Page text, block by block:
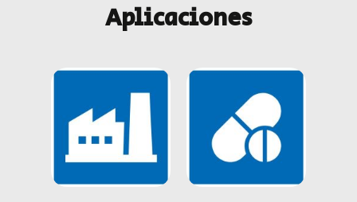
Aplicaciones